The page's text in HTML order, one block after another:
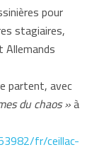
pour
stagiaires,
partent, avec
du chaos »à
fr/ceillac-